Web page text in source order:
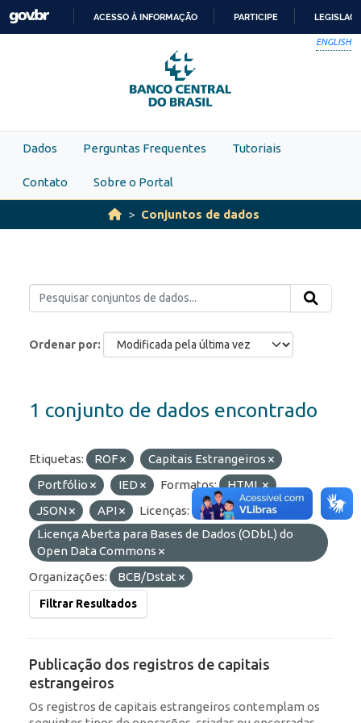
Skip to main content
PARA
O
CONTEÚDO
ACESSO À INFORMAÇÃO PARTICIPE
ENGLISH
Dados Perguntas Frequentes Tutoriais
Contato Sobre o Portal
Conjuntos de dados
Ordenar por
1 conjunto de dados encontrado
Etiquetas: ROF
Capitais Estrangeiros
Portfólio
IED Formatos:
HTML
JSON
API
Licenças:
Licença Aberta para Bases de Dados (ODbL) do
Open Data Commons
Organizações:
BCB/Dstat
Filtrar Resultados
Publicação dos registros de capitais
estrangeiros
Os registros de capitais estrangeiros contemplam os